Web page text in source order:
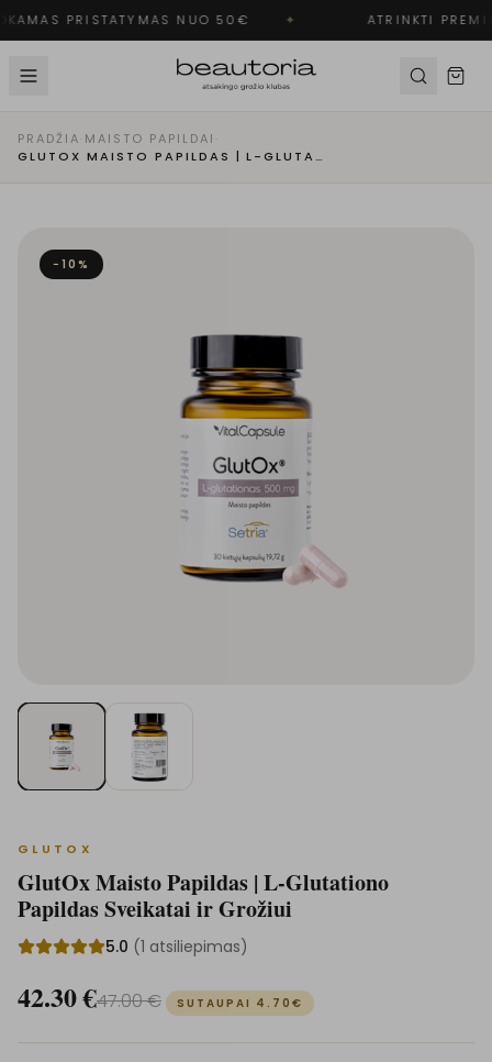
PRISTATYMAS NUO 50€ ✦ ATRINKTI
PRADŽIA·MAISTO PAPILDAI ·
GLUTOX MAISTO PAPILDAS | L-GLUTATIONO PAPILDAS SVEIKATAI IR GROŽIUI
− 10 %
GLUTOX
GlutOx Maisto Papildas | L-Glutationo
Papildas Sveikatai ir Grožiui
5.0 (1 atsiliepimas)
42.30€47.00€ SUTAUPAI 4.70 €